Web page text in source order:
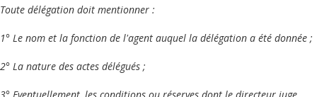
Toute délégation doit mentionner :
1° Le nom et la fonction de l'agent auquel la délégation a été donnée ;
2° La nature des actes délégués ;
3° Eventuellement, les conditions ou réserves dont le directeur juge